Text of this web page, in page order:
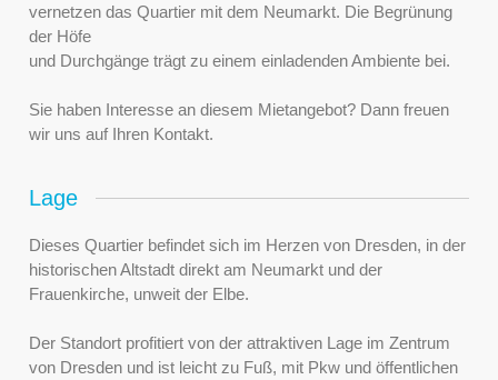
vernetzen das Quartier mit dem Neumarkt. Die Begrünung
der Höfe
und Durchgänge trägt zu einem einladenden Ambiente bei.
Sie haben Interesse an diesem Mietangebot? Dann freuen
wir uns auf Ihren Kontakt.
Lage
Dieses Quartier befindet sich im Herzen von Dresden, in der
historischen Altstadt direkt am Neumarkt und der
Frauenkirche, unweit der Elbe.
Der Standort profitiert von der attraktiven Lage im Zentrum
von Dresden und ist leicht zu Fuß, mit Pkw und öffentlichen